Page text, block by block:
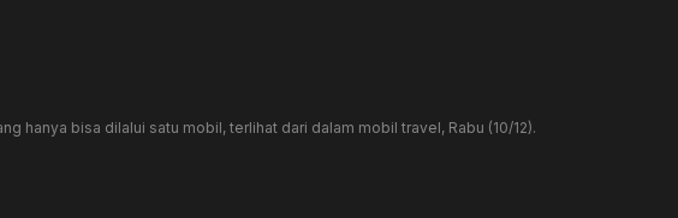
bisa dilalui satu mobil, terlihat dari dalam mobil travel, Rabu (10/12).